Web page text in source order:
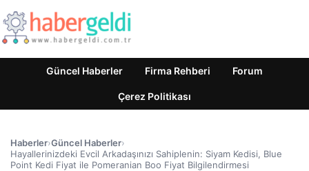
Güncel Haberler Firma Rehberi Forum
Çerez Politikası
Haberler›Güncel Haberler›
Hayallerinizdeki Evcil Arkadaşınızı Sahiplenin: Siyam Kedisi, Blue
Point Kedi Fiyat ile Pomeranian Boo Fiyat Bilgilendirmesi